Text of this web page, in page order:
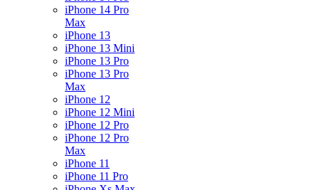
iPhone 14 Pro
Max
iPhone 13
iPhone 13 Mini
iPhone 13 Pro
iPhone 13 Pro
Max
iPhone 12
iPhone 12 Mini
iPhone 12 Pro
iPhone 12 Pro
Max
iPhone 11
iPhone 11 Pro